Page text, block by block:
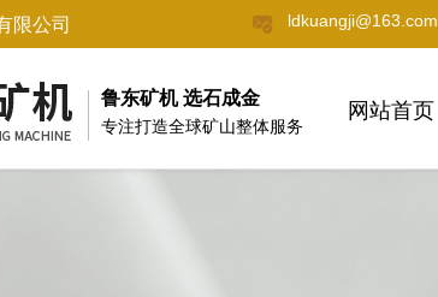
ldkuangji@163.com
限公司
鲁东矿机 选石成金
网站首页
专注打造全球矿山整体服务